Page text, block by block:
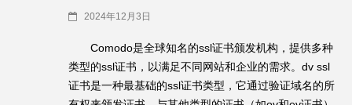
2024年12月3日
Comodo是全球知名的ssl证书颁发机构，提供多种
类型的ssl证书，以满足不同网站和企业的需求。dv ssl
证书是一种最基础的ssl证书类型，它通过验证域名的所